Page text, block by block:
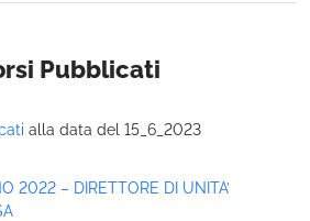
Pubblicati
alla data del 15_6_2023
2022 – DIRETTORE DI UNITA’